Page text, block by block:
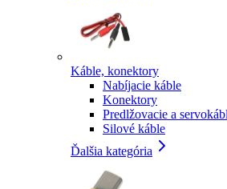
Káble, konektory
Nabíjacie káble
Konektory
Predlžovacie a
Silové káble
Ďalšia kategória